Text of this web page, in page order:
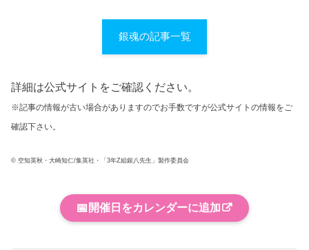
銀魂の記事一覧
詳細は公式サイトをご確認ください。
※記事の情報が古い場合がありますのでお手数ですが公式サイトの情報をご
確認下さい。
© 空知英秋・大崎知仁/集英社・「3年Z組銀八先生」製作委員会
📅 開催日をカレンダーに追加